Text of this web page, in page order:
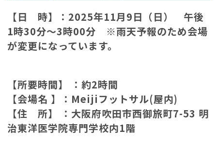
【日 時】：2025年11月9日（日） 午後
1時30分〜3時00分 ※雨天予報のため会場
が変更になっています。
【所要時間】 ：約2時間
【会場名 】： Meijiフットサル(屋内)
【住 所】 ： 大阪府吹田市西御旅町7-53 明
治東洋医学院専門学校内1階